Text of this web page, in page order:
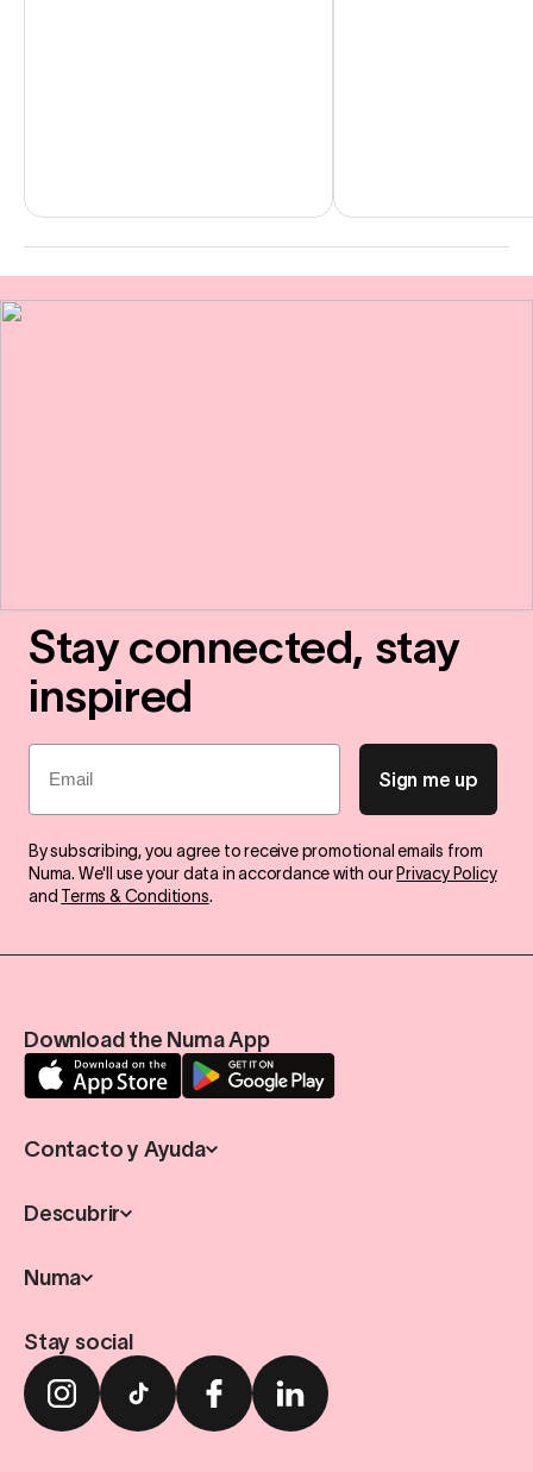
Stay connected, stay
inspired
Email
Sign me up
By subscribing, you agree to receive promotional emails from
Numa. We'll use your data in accordance with our Privacy Policy
and Terms & Conditions.
Download the Numa App
Contacto y Ayuda
Descubrir
Numa
Stay social